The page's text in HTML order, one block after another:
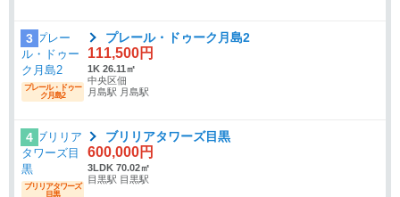
3
プレール・ドゥー
ク月島2
プレール・ドゥーク月島2
111,500円
1K 26.11㎡
中央区佃
月島駅 月島駅
4
ブリリアタワーズ
目黒
ブリリアタワーズ目黒
600,000円
3LDK 70.02㎡
目黒駅 目黒駅